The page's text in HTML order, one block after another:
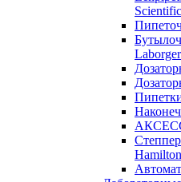
Scientific
Hamilton